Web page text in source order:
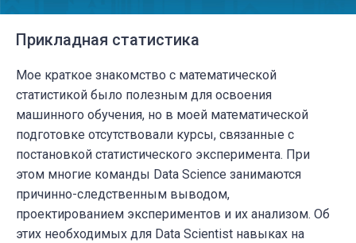
Прикладная статистика
Мое краткое знакомство с математической
статистикой было полезным для освоения
машинного обучения, но в моей математической
подготовке отсутствовали курсы, связанные с
постановкой статистического эксперимента. При
этом многие команды Data Science занимаются
причинно-следственным выводом,
проектированием экспериментов и их анализом. Об
этих необходимых для Data Scientist навыках на